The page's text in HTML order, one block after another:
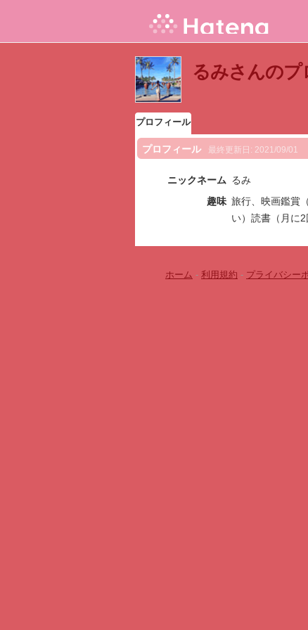
るみさんのプ
プロフィール
プロフィール 最終更新日: 2021/09/01
ニックネーム るみ
趣味 旅行、映画鑑賞
い）読書（月に
ホーム - 利用規約 - プライバシー